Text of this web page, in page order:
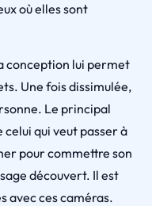
où elles sont
conception lui permet
Une fois dissimulée,
Le principal
qui veut passer à
pour commettre son
découvert. Il est
avec ces caméras.